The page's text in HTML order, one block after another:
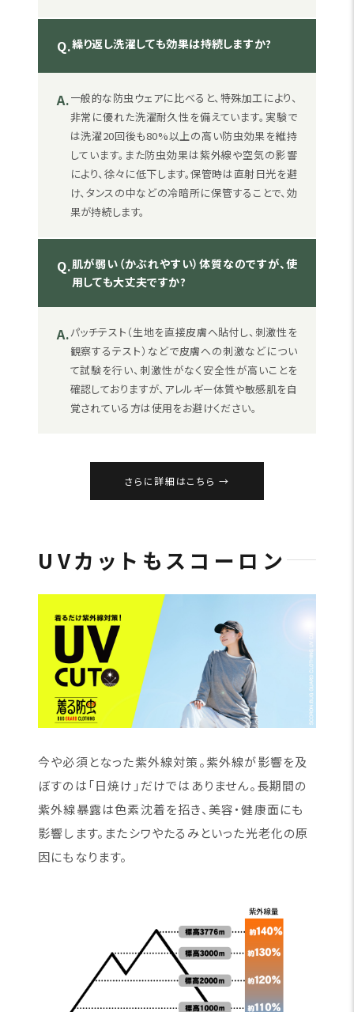
Q.繰り返し洗濯しても効果は持続しますか?
A.一般的な防虫ウェアに比べると、特殊加工により、
非常に優れた洗濯耐久性を備えています。実験で
は洗濯20回後も80%以上の高い防虫効果を維持
しています。また防虫効果は紫外線や空気の影響
により、徐々に低下します。保管時は直射日光を避
け、タンスの中などの冷暗所に保管することで、効
果が持続します。
Q.肌が弱い（かぶれやすい）体質なのですが、使
用しても大丈夫ですか?
A.パッチテスト（生地を直接皮膚へ貼付し、刺激性を
観察するテスト）などで皮膚への刺激などについ
て試験を行い、刺激性がなく安全性が高いことを
確認しておりますが、アレルギー体質や敏感肌を自
覚されている方は使用をお避けください。
さらに詳細はこちら
UVカットもスコーロン
今や必須となった紫外線対策。紫外線が影響を及
ぼすのは「日焼け」だけではありません。長期間の
紫外線暴露は色素沈着を招き、美容・健康面にも
影響します。またシワやたるみといった光老化の原
因にもなります。